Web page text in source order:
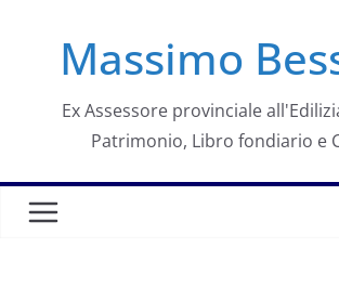
contenutoMassimo
Ex Assessore provinciale
Patrimonio, Libro fondiario e